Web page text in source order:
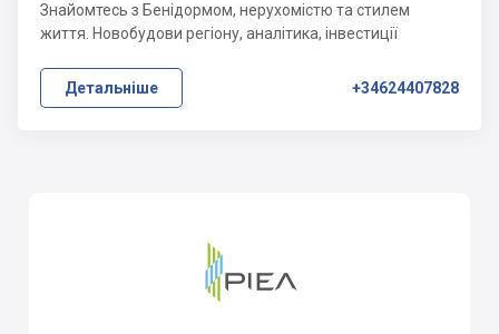
Знайомтесь з Бенідормом, нерухомістю та стилем
життя. Новобудови регіону, аналітика, інвестиції
Детальніше +34624407828